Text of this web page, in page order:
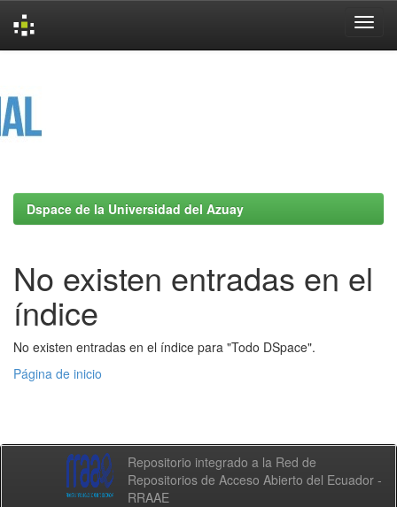
Dspace de la Universidad del Azuay
No existen entradas en el
índice
No existen entradas en el índice para "Todo DSpace".
Página de inicio
Repositorio integrado a la Red de
Repositorios de Acceso Abierto del Ecuador -
RRAAE